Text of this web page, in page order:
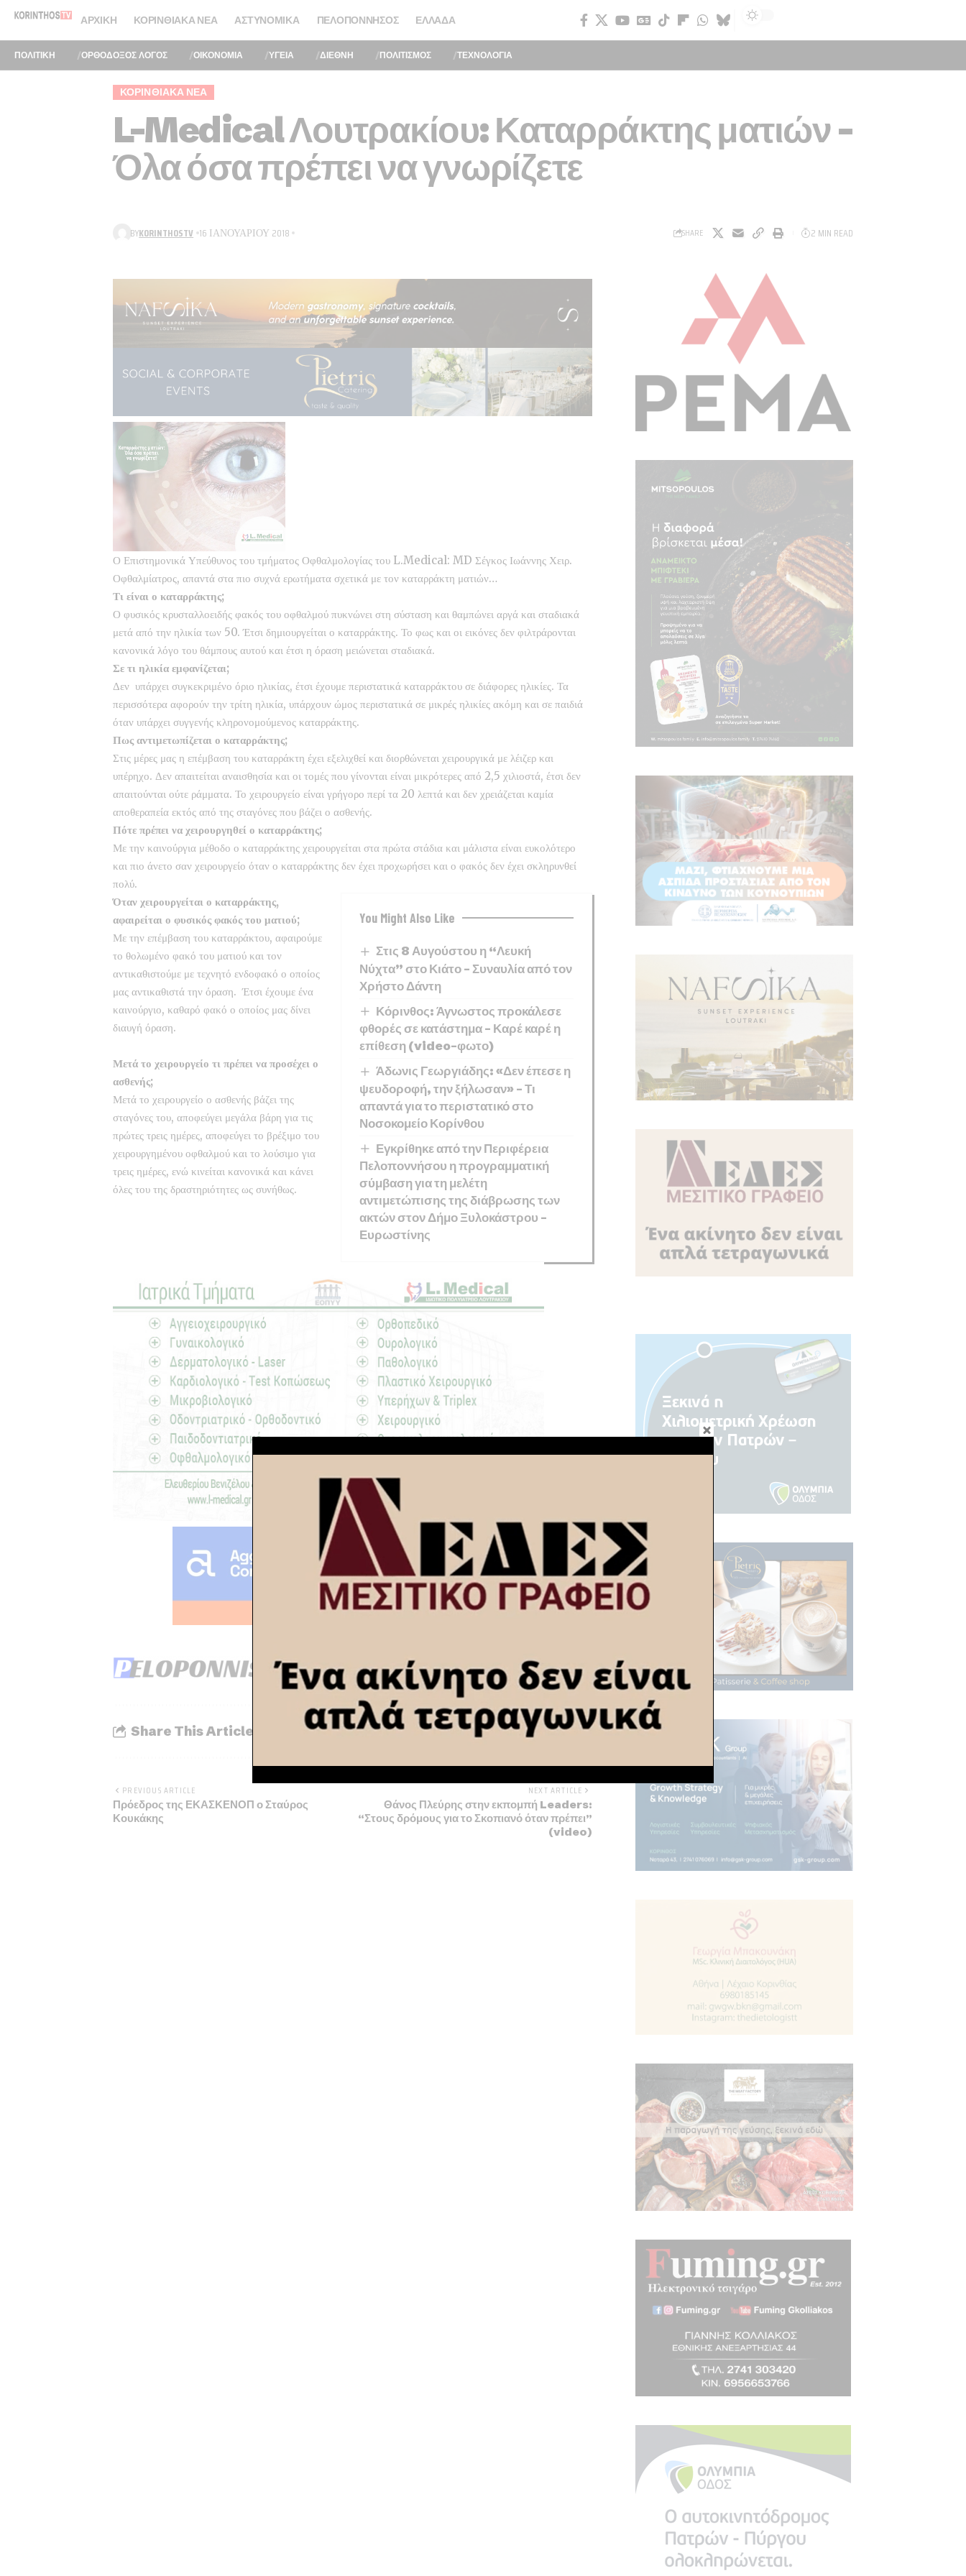
ΑΡΧΙΚΉ ΚΟΡΙΝΘΙΑΚΆ ΝΈΑ ΑΣΤΥΝΟΜΙΚΆ ΠΕΛΟΠΌΝΝΗΣΟΣ ΕΛΛΆΔΑ
ΠΟΛΙΤΙΚΗ ΟΡΘΟΔΟΞΟΣ ΛΟΓΟΣ ΟΙΚΟΝΟΜΙΑ ΥΓΕΙΑ ΔΙΕΘΝΗ ΠΟΛΙΤΙΣΜΟΣ ΤΕΧΝΟΛΟΓΙΑ
ΚΟΡΙΝΘΙΑΚΆ ΝΈΑ
L-Medical Λουτρακίου: Καταρράκτης ματιών –
Όλα όσα πρέπει να γνωρίζετε
BYKORINTHOSTV 16 ΙΑΝΟΥΑΡΊΟΥ 2018 SHARE 2 MIN READ
Ο Επιστημονικά Υπεύθυνος του τμήματος Οφθαλμολογίας του L.Medical: MD Σέγκος Ιωάννης Χειρ.
Οφθαλμίατρος, απαντά στα πιο συχνά ερωτήματα σχετικά με τον καταρράκτη ματιών…
Τι είναι ο καταρράκτης;
Ο φυσικός κρυσταλλοειδής φακός του οφθαλμού πυκνώνει στη σύσταση και θαμπώνει αργά και σταδιακά
μετά από την ηλικία των 50. Έτσι δημιουργείται ο καταρράκτης. Το φως και οι εικόνες δεν φιλτράρονται
κανονικά λόγο του θάμπους αυτού και έτσι η όραση μειώνεται σταδιακά.
Σε τι ηλικία εμφανίζεται;
Δεν υπάρχει συγκεκριμένο όριο ηλικίας, έτσι έχουμε περιστατικά καταρράκτου σε διάφορες ηλικίες. Τα
περισσότερα αφορούν την τρίτη ηλικία, υπάρχουν ώμος περιστατικά σε μικρές ηλικίες ακόμη και σε παιδιά
όταν υπάρχει συγγενής κληρονομούμενος καταρράκτης.
Πως αντιμετωπίζεται ο καταρράκτης;
Στις μέρες μας η επέμβαση του καταρράκτη έχει εξελιχθεί και διορθώνεται χειρουργικά με λέιζερ και
υπέρηχο. Δεν απαιτείται αναισθησία και οι τομές που γίνονται είναι μικρότερες από 2,5 χιλιοστά, έτσι δεν
απαιτούνται ούτε ράμματα. Το χειρουργείο είναι γρήγορο περί τα 20 λεπτά και δεν χρειάζεται καμία
αποθεραπεία εκτός από της σταγόνες που βάζει ο ασθενής.
Πότε πρέπει να χειρουργηθεί ο καταρράκτης;
Με την καινούργια μέθοδο ο καταρράκτης χειρουργείται στα πρώτα στάδια και μάλιστα είναι ευκολότερο
και πιο άνετο σαν χειρουργείο όταν ο καταρράκτης δεν έχει προχωρήσει και ο φακός δεν έχει σκληρυνθεί
πολύ.
You Might Also Like
Στις 8 Αυγούστου η “Λευκή
Νύχτα” στο Κιάτο – Συναυλία από τον
Χρήστο Δάντη
Κόρινθος: Άγνωστος προκάλεσε
φθορές σε κατάστημα – Καρέ καρέ η
επίθεση (video-φωτο)
Άδωνις Γεωργιάδης: «Δεν έπεσε η
ψευδοροφή, την ξήλωσαν» – Τι
απαντά για το περιστατικό στο
Νοσοκομείο Κορίνθου
Εγκρίθηκε από την Περιφέρεια
Πελοποννήσου η προγραμματική
σύμβαση για τη μελέτη
αντιμετώπισης της διάβρωσης των
ακτών στον Δήμο Ξυλοκάστρου –
Ευρωστίνης
Όταν χειρουργείται ο καταρράκτης,
αφαιρείται ο φυσικός φακός του ματιού;
Με την επέμβαση του καταρράκτου, αφαιρούμε
το θολωμένο φακό του ματιού και τον
αντικαθιστούμε με τεχνητό ενδοφακό ο οποίος
μας αντικαθιστά την όραση. Έτσι έχουμε ένα
καινούργιο, καθαρό φακό ο οποίος μας δίνει
διαυγή όραση.
Μετά το χειρουργείο τι πρέπει να προσέχει ο
ασθενής;
Μετά το χειρουργείο ο ασθενής βάζει της
σταγόνες του, αποφεύγει μεγάλα βάρη για τις
πρώτες τρεις ημέρες, αποφεύγει το βρέξιμο του
χειρουργημένου οφθαλμού και το λούσιμο για
τρεις ημέρες, ενώ κινείται κανονικά και κάνει
όλες του της δραστηριότητες ως συνήθως.
Share This Article
PREVIOUS ARTICLE
Πρόεδρος της ΕΚΑΣΚΕΝΟΠ ο Σταύρος
Κουκάκης
NEXT ARTICLE
Θάνος Πλεύρης στην εκπομπή Leaders:
“Στους δρόμους για το Σκοπιανό όταν πρέπει”
(video)